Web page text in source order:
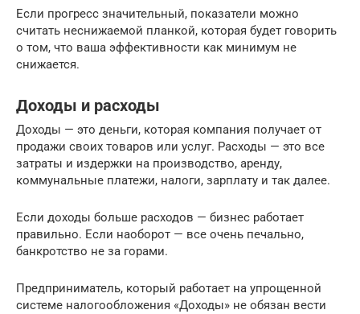
Если прогресс значительный, показатели можно
считать неснижаемой планкой, которая будет говорить
о том, что ваша эффективности как минимум не
снижается.
Доходы и расходы
Доходы — это деньги, которая компания получает от
продажи своих товаров или услуг. Расходы — это все
затраты и издержки на производство, аренду,
коммунальные платежи, налоги, зарплату и так далее.
Если доходы больше расходов — бизнес работает
правильно. Если наоборот — все очень печально,
банкротство не за горами.
Предприниматель, который работает на упрощенной
системе налогообложения «Доходы» не обязан вести